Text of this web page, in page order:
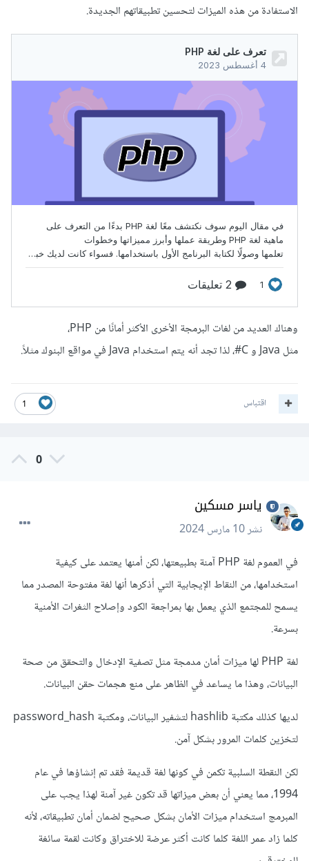
الاستفادة من هذه الميزات لتحسين تطبيقاتهم الجديدة.
وهناك العديد من لغات البرمجة الأخرى الأكثر أمانًا من PHP،
مثل Java و C#، لذا تجد أنه يتم استخدام Java في مواقع البنوك مثلاً.
1 اقتباس
0
ياسر مسكين
نشر10 مارس 2024
في العموم لغة PHP آمنة بطبيعتها، لكن أمنها يعتمد على كيفية
استخدامها، من النقاط الإيجابية التي أذكرها أنها لغة مفتوحة المصدر مما
يسمح للمجتمع الذي يعمل بها بمراجعة الكود وإصلاح الثغرات الأمنية
بسرعة.
لغة PHP لها ميزات أمان مدمجة مثل تصفية الإدخال والتحقق من صحة
البيانات، وهذا ما يساعد في الظاهر على منع هجمات حقن البيانات.
لديها كذلك مكتبة hashlib لتشفير البيانات، ومكتبة password_hash
لتخزين كلمات المرور بشكل آمن.
لكن النقطة السلبية تكمن في كونها لغة قديمة فقد تم إنشاؤها في عام
1994، مما يعني أن بعض ميزاتها قد تكون غير آمنة لهذا يجب على
المبرمج استخدام ميزات الأمان بشكل صحيح لضمان أمان تطبيقاته، لأنه
كلما زاد عمر اللغة كلما كانت أكثر عرضة للاختراق وكانت لقمة سائغة